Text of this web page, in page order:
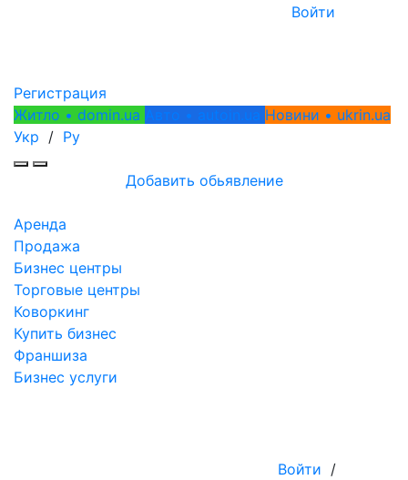
Войти
Регистрация
Житло • domin.ua Авто • autoin.ua Новини • ukrin.ua
Укр / Ру
Добавить обьявление
Аренда
Продажа
Бизнес центры
Торговые центры
Коворкинг
Купить бизнес
Франшиза
Бизнес услуги
Войти /